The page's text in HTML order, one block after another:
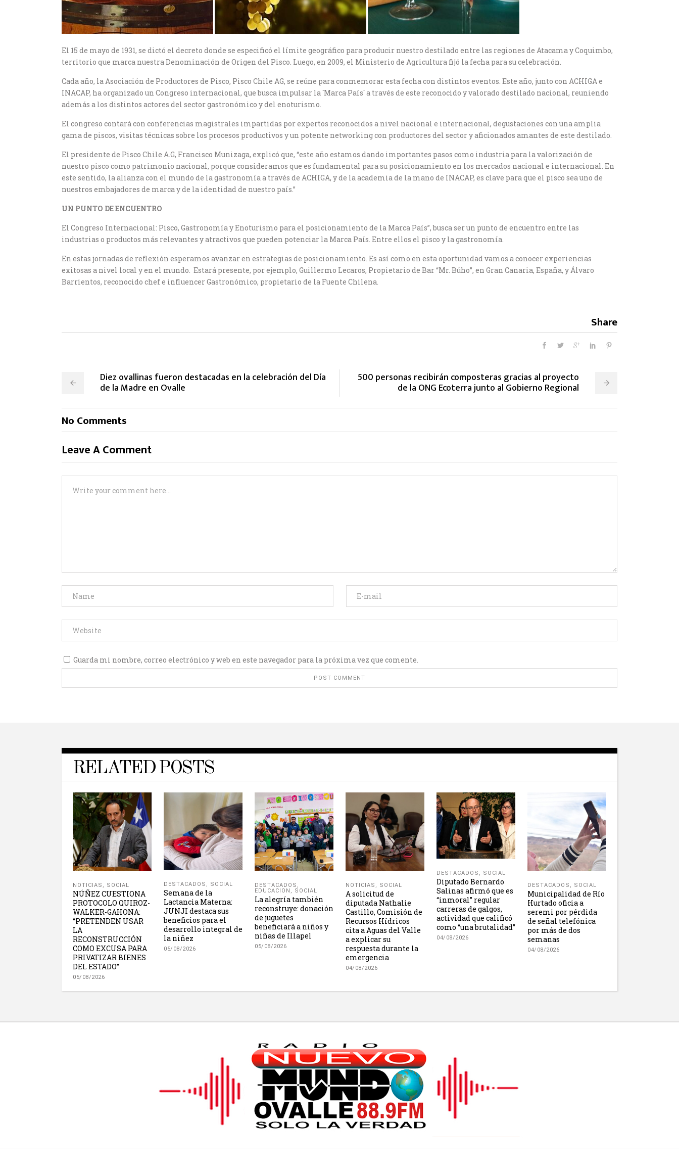
El 15 de mayo de 1931, se dictó el decreto donde se especificó el límite geográfico para producir nuestro destilado entre las regiones de Atacama y Coquimbo,
territorio que marca nuestra Denominación de Origen del Pisco. Luego, en 2009, el Ministerio de Agricultura fijó la fecha para su celebración.
Cada año, la Asociación de Productores de Pisco, Pisco Chile AG, se reúne para conmemorar esta fecha con distintos eventos. Este año, junto con ACHIGA e
INACAP, ha organizado un Congreso internacional, que busca impulsar la `Marca País´ a través de este reconocido y valorado destilado nacional, reuniendo
además a los distintos actores del sector gastronómico y del enoturismo.
El congreso contará con conferencias magistrales impartidas por expertos reconocidos a nivel nacional e internacional, degustaciones con una amplia
gama de piscos, visitas técnicas sobre los procesos productivos y un potente networking con productores del sector y aficionados amantes de este destilado.
El presidente de Pisco Chile A.G, Francisco Munizaga, explicó que, “este año estamos dando importantes pasos como industria para la valorización de
nuestro pisco como patrimonio nacional, porque consideramos que es fundamental para su posicionamiento en los mercados nacional e internacional. En
este sentido, la alianza con el mundo de la gastronomía a través de ACHIGA, y de la academia de la mano de INACAP, es clave para que el pisco sea uno de
nuestros embajadores de marca y de la identidad de nuestro país.”
UN PUNTO DE ENCUENTRO
El Congreso Internacional: Pisco, Gastronomía y Enoturismo para el posicionamiento de la Marca País”, busca ser un punto de encuentro entre las
industrias o productos más relevantes y atractivos que pueden potenciar la Marca País. Entre ellos el pisco y la gastronomía.
En estas jornadas de reflexión esperamos avanzar en estrategias de posicionamiento. Es así como en esta oportunidad vamos a conocer experiencias
exitosas a nivel local y en el mundo. Estará presente, por ejemplo, Guillermo Lecaros, Propietario de Bar “Mr. Búho”, en Gran Canaria, España, y Álvaro
Barrientos, reconocido chef e influencer Gastronómico, propietario de la Fuente Chilena.
Share
Diez ovallinas fueron destacadas en la celebración del Día
de la Madre en Ovalle
500 personas recibirán composteras gracias al proyecto
de la ONG Ecoterra junto al Gobierno Regional
No Comments
Leave A Comment
Guarda mi nombre, correo electrónico y web en este navegador para la próxima vez que comente.
RELATED POSTS
NOTICIAS , SOCIAL
NÚÑEZ CUESTIONA
PROTOCOLO QUIROZ-
WALKER-GAHONA:
“PRETENDEN USAR
LA
RECONSTRUCCIÓN
COMO EXCUSA PARA
PRIVATIZAR BIENES
DEL ESTADO”
05/08/2026
DESTACADOS , SOCIAL
Semana de la
Lactancia Materna:
JUNJI destaca sus
beneficios para el
desarrollo integral de
la niñez
05/08/2026
DESTACADOS ,
EDUCACION , SOCIAL
La alegría también
reconstruye: donación
de juguetes
beneficiará a niños y
niñas de Illapel
05/08/2026
NOTICIAS , SOCIAL
A solicitud de
diputada Nathalie
Castillo, Comisión de
Recursos Hídricos
cita a Aguas del Valle
a explicar su
respuesta durante la
emergencia
04/08/2026
DESTACADOS , SOCIAL
Diputado Bernardo
Salinas afirmó que es
“inmoral” regular
carreras de galgos,
actividad que calificó
como “una brutalidad”
04/08/2026
DESTACADOS , SOCIAL
Municipalidad de Río
Hurtado oficia a
seremi por pérdida
de señal telefónica
por más de dos
semanas
04/08/2026